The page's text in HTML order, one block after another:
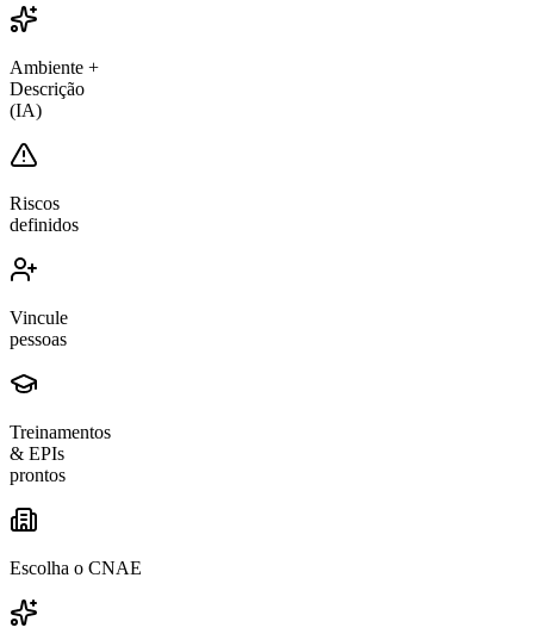
Ambiente +
Descrição
(IA)
Riscos
definidos
Vincule
pessoas
Treinamentos
& EPIs
prontos
Escolha o CNAE